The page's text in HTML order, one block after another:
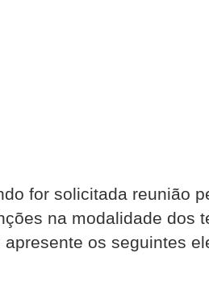
for solicitada reunião
na modalidade dos
os seguintes